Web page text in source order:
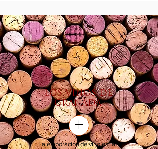
LOS VINOS DE
GRANADA
+
La elaboración de vino en la